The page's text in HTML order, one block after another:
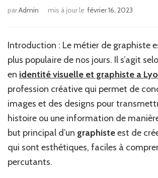
parAdmin mis à jour le février 16, 2023
Introduction : Le métier de graphiste
plus populaire de nos jours. Il s’agit
en identité visuelle et graphiste a
profession créative qui permet de
images et des designs pour
histoire ou une information de
but principal d’un graphisteest de
qui sont esthétiques, faciles à
percutants.